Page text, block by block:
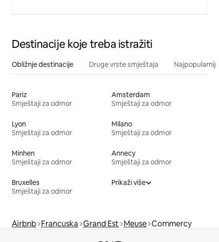
Destinacije koje treba istražiti
Obližnje destinacije Druge vrste smještaja
Pariz
Smještaji za odmor
Amsterdam
Smještaji za odmor
Lyon
Smještaji za odmor
Milano
Smještaji za odmor
Minhen
Smještaji za odmor
Annecy
Smještaji za odmor
Bruxelles
Smještaji za odmor
Prikaži više
Airbnb Francuska Grand Est Meuse Commercy